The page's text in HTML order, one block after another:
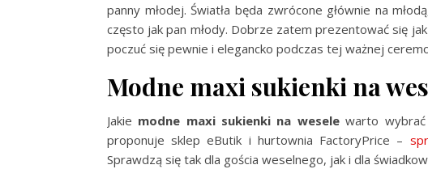
panny młodej. Światła będa zwrócone głównie na
często jak pan młody. Dobrze zatem prezentować się
poczuć się pewnie i elegancko podczas tej ważnej
Modne maxi sukienki na
Jakie modne maxi sukienki na weselewarto
proponuje sklep eButik i hurtownia FactoryPrice –
Sprawdzą się tak dla gościa weselnego, jak i dla